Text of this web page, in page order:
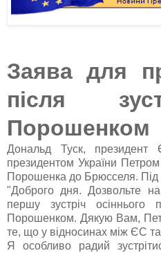
Заява для
після
Порошенком
Дональд Туск, президент
президентом України
Порошенка до Брюсселя. Під
"Доброго дня. Дозвольте
першу зустріч осіннього
Порошенком. Дякую Вам,
те, що у відносинах між ЄС та
Я особливо радий